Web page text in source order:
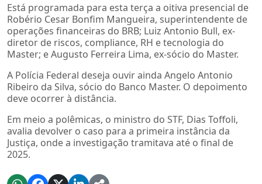
Está programada para esta terça a oitiva presencial de
Robério Cesar Bonfim Mangueira, superintendente de
operações financeiras do BRB; Luiz Antonio Bull, ex-
diretor de riscos, compliance, RH e tecnologia do
Master; e Augusto Ferreira Lima, ex-sócio do Master.
A Polícia Federal deseja ouvir ainda Angelo Antonio
Ribeiro da Silva, sócio do Banco Master. O depoimento
deve ocorrer à distância.
Em meio a polêmicas, o ministro do STF, Dias Toffoli,
avalia devolver o caso para a primeira instância da
Justiça, onde a investigação tramitava até o final de
2025.